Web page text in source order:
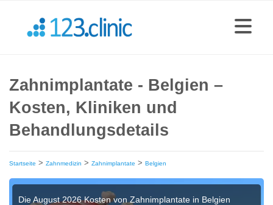
Zahnimplantate - Belgien –
Kosten, Kliniken und
Behandlungsdetails
Startseite > Zahnmedizin > Zahnimplantate > Belgien
Die August 2026 Kosten von Zahnimplantate in Belgien